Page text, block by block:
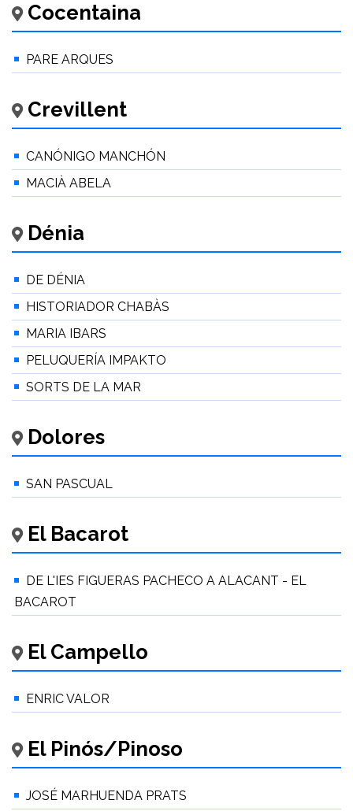
Cocentaina
PARE ARQUES
Crevillent
CANÓNIGO MANCHÓN
MACIÀ ABELA
Dénia
DE DÉNIA
HISTORIADOR CHABÀS
MARIA IBARS
PELUQUERÍA IMPAKTO
SORTS DE LA MAR
Dolores
SAN PASCUAL
El Bacarot
DE L'IES FIGUERAS PACHECO A ALACANT - EL
BACAROT
El Campello
ENRIC VALOR
El Pinós/Pinoso
JOSÉ MARHUENDA PRATS